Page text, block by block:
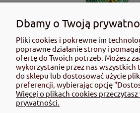
Superba Zielona Forte Yara
25kg nawóz dolistny
212,00 zł
zawiera 8% VAT, bez kosztów dostawy
Dbamy o Twoją
Pliki cookies i pokrewne im
poprawne działanie strony i
ofertę do Twoich potrzeb. Możesz
wykorzystanie przez nas wszystkich
do sklepu lub dostosować użycie
preferencji, wybierając opcję
Więcej o plikach cookies
prywatności.